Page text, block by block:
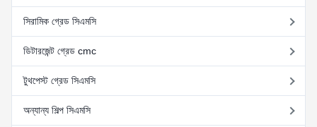
সিরামিক গ্রেড সিএমসি
ডিটারজেন্ট গ্রেড cmc
টুথপেস্ট গ্রেড সিএমসি
অন্যান্য শিল্প সিএমসি